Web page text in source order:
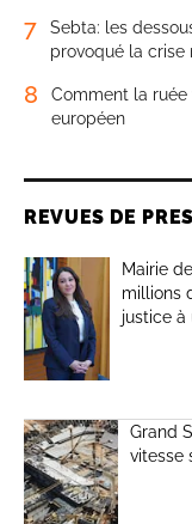
7
Sebta: les
provoqué la crise
8
Comment la ruée
européen
REVUES DE
Mairie
millions
justice à
Grand
vitesse